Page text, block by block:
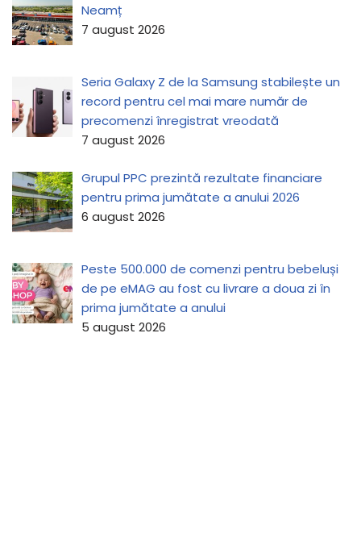
Neamț
7 august 2026
Seria Galaxy Z de la Samsung stabilește un
record pentru cel mai mare număr de
precomenzi înregistrat vreodată
7 august 2026
Grupul PPC prezintă rezultate financiare
pentru prima jumătate a anului 2026
6 august 2026
Peste 500.000 de comenzi pentru bebeluși
de pe eMAG au fost cu livrare a doua zi în
prima jumătate a anului
5 august 2026